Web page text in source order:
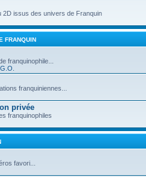
2D issus des univers de Franquin
FRANQUIN
franquinophile...
G.O.
franquiniennes...
privée
franquinophiles
favori...